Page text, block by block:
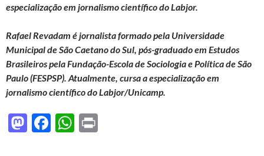
especialização em jornalismo científico do Labjor.
Rafael Revadam é jornalista formado pela Universidade
Municipal de São Caetano do Sul, pós-graduado em Estudos
Brasileiros pela Fundação-Escola de Sociologia e Política de São
Paulo (FESPSP). Atualmente, cursa a especialização em
jornalismo científico do Labjor/Unicamp.
M F
W